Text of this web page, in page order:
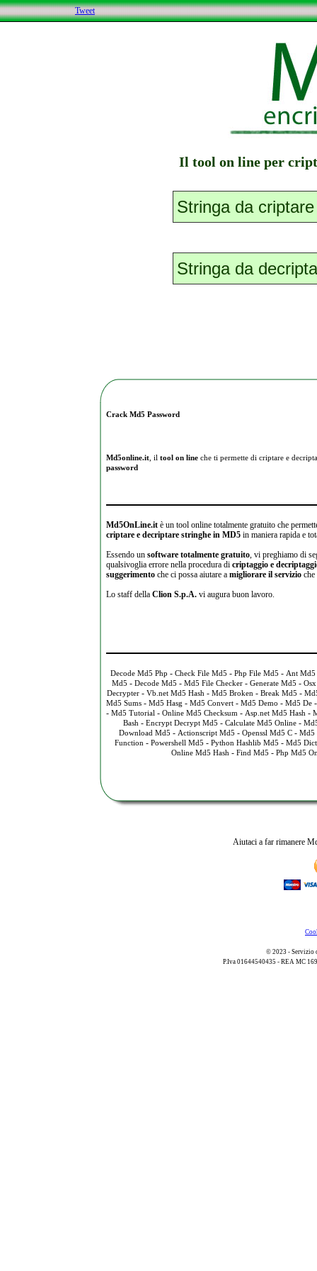
Tweet
Il tool on line per
Crack Md5 Password
Md5online.it, il tool on lineche ti permette di criptare e
password
Md5OnLine.itè un tool online totalmente gratuito che
criptare e decriptare stringhe in MD5in maniera rapida e
Essendo un software totalmente gratuito, vi preghiamo di
qualsivoglia errore nella procedura di criptaggio e
suggerimentoche ci possa aiutare a migliorare il servizioche
Lo staff della Clion S.p.A.vi augura buon lavoro.
Decode Md5 Php - Check File Md5 - Php File Md5 - Ant Md5
Md5 - Decode Md5 - Md5 File Checker- Generate Md5 -
Decrypter- Vb.net Md5 Hash - Md5 Broken - Break Md5 -
Md5 Sums - Md5 Hasg - Md5 Convert - Md5 Demo - Md5 De
- Md5 Tutorial - Online Md5 Checksum - Asp.net Md5 Hash -
Bash - Encrypt Decrypt Md5 - Calculate Md5 Online-
Download Md5 - Actionscript Md5 - Openssl Md5 C- Md5
Function - Powershell Md5 - Python Hashlib Md5 - Md5
Online Md5 Hash - Find Md5 - Php Md5
Aiutaci a far rimanere
© 2023 - Servizio
P.Iva 01644540435 - REA MC